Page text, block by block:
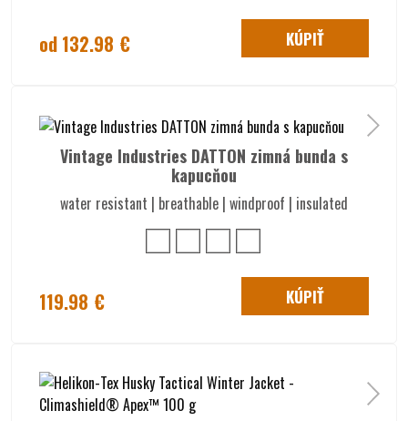
od 132.98 € KÚPIŤ
Vintage Industries DATTON zimná bunda s
kapucňou
water resistant | breathable | windproof | insulated
119.98 € KÚPIŤ